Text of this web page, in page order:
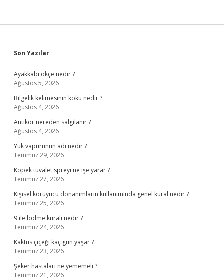
Sidebar
Son Yazılar
Ayakkabı ökçe nedir ?
Ağustos 5, 2026
Bilgelik kelimesinin kökü nedir ?
Ağustos 4, 2026
Antikor nereden salgılanır ?
Ağustos 4, 2026
Yük vapurunun adı nedir ?
Temmuz 29, 2026
Köpek tuvalet spreyi ne işe yarar ?
Temmuz 27, 2026
Kişisel koruyucu donanımların kullanımında genel kural nedir ?
Temmuz 25, 2026
9 ile bölme kuralı nedir ?
Temmuz 24, 2026
Kaktüs çiçeği kaç gün yaşar ?
Temmuz 23, 2026
Şeker hastaları ne yememeli ?
Temmuz 21, 2026